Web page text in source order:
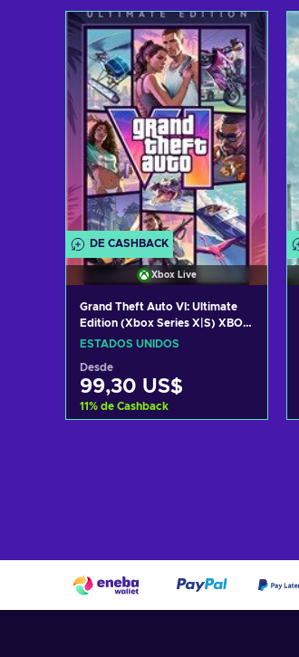
DE CASHBACK
Xbox Live
Grand Theft Auto VI: Ultimate
Edition (Xbox Series X|S) XBOX
LIVE Key UNITED STATES
ESTADOS UNIDOS
Desde
99,30 US$
11% de Cashback